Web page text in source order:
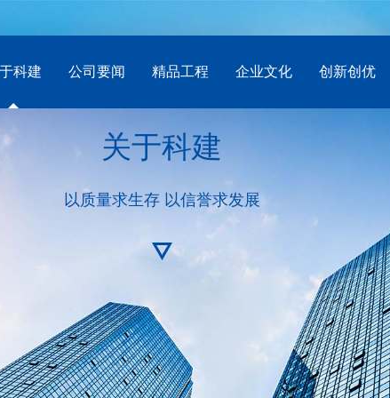
创新创优
企业文化
精品工程
公司要闻
科建
关于科建
以质量求生存 以信誉求发展